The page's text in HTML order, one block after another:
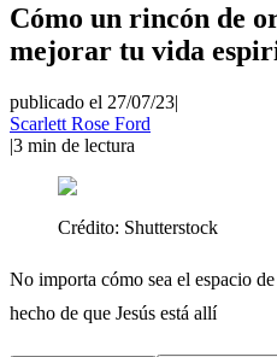
Cómo un rincón de
mejorar tu vida
publicado el 27/07/23|
Scarlett Rose Ford
|3 min de lectura
Crédito: Shutterstock
No importa cómo sea el espacio
hecho de que Jesús está allí